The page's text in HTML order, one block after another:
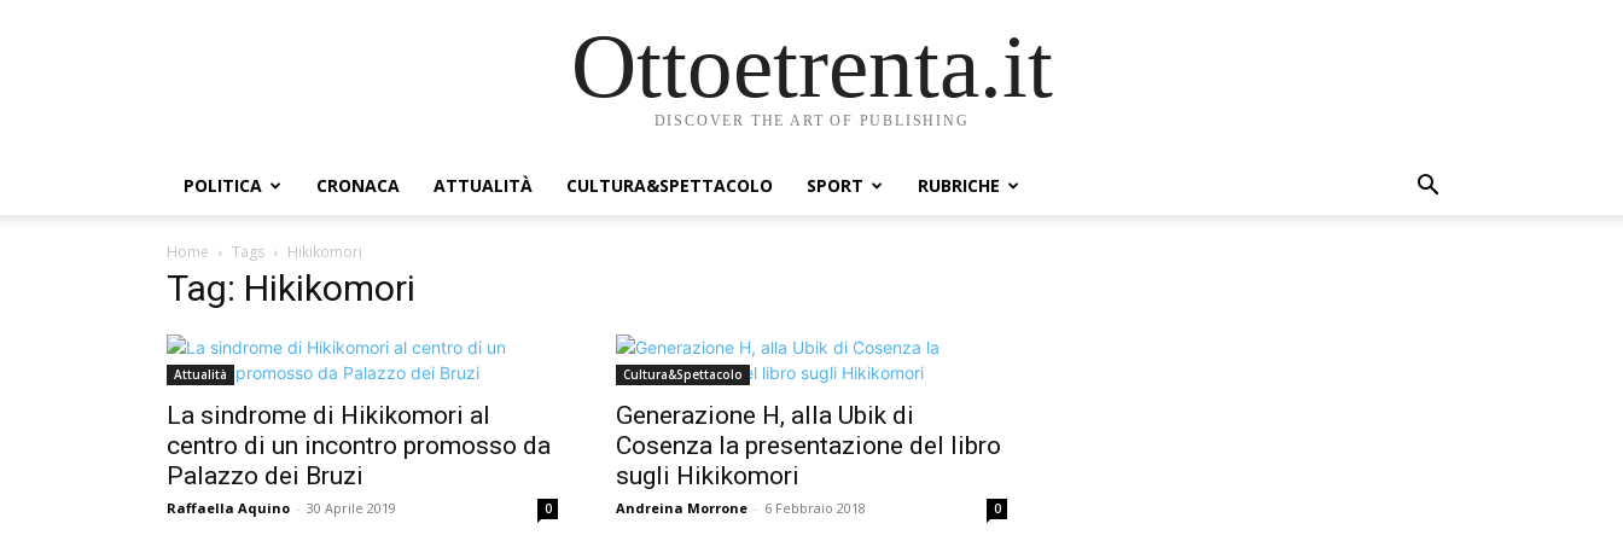
Ottoetrenta.it
DISCOVER THE ART OF PUBLISHING
POLITICA CRONACA ATTUALITÀ CULTURA&SPETTACOLO SPORT RUBRICHE
Home Tags Hikikomori
Tag: Hikikomori
Attualità
La sindrome di Hikikomori al
centro di un incontro promosso da
Palazzo dei Bruzi
Raffaella Aquino - 30 Aprile 2019 0
Cultura&Spettacolo
Generazione H, alla Ubik di
Cosenza la presentazione del libro
sugli Hikikomori
Andreina Morrone - 6 Febbraio 2018 0